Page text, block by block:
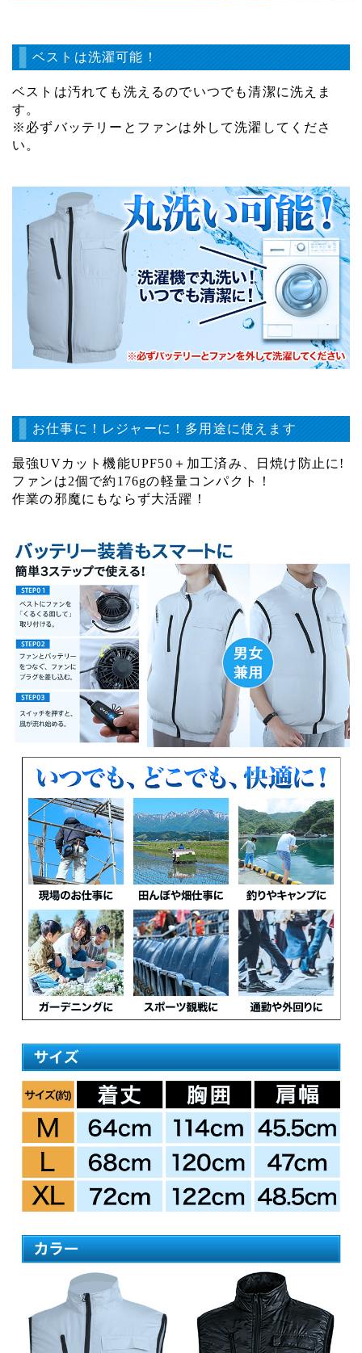
ベストは洗濯可能！
ベストは汚れても洗えるのでいつでも清潔に洗えま
す。
※必ずバッテリーとファンは外して洗濯してくださ
い。
お仕事に！レジャーに！多用途に使えます
最強UVカット機能UPF50＋加工済み、日焼け防止に!
ファンは2個で約176gの軽量コンパクト！
作業の邪魔にもならず大活躍！